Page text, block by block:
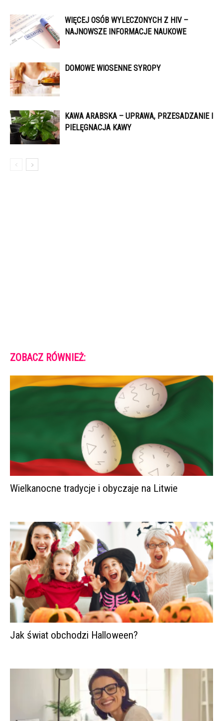
WIĘCEJ OSÓB WYLECZONYCH Z HIV –
NAJNOWSZE INFORMACJE NAUKOWE
DOMOWE WIOSENNE SYROPY
KAWA ARABSKA – UPRAWA, PRZESADZANIE I
PIELĘGNACJA KAWY
ZOBACZ RÓWNIEŻ:
Wielkanocne tradycje i obyczaje na Litwie
Jak świat obchodzi Halloween?